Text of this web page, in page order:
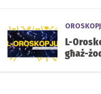
L-
għaż-